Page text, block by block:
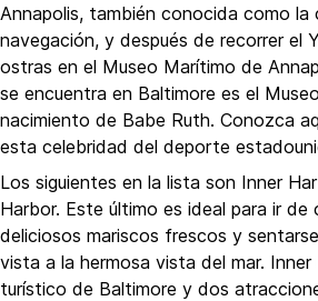
Annapolis, también conocida como la
navegación, y después de recorrer el
ostras en el Museo Marítimo de
se encuentra en Baltimore es el
nacimiento de Babe Ruth. Conozca
esta celebridad del deporte
Los siguientes en la lista son Inner
Harbor. Este último es ideal para ir de
deliciosos mariscos frescos y
vista a la hermosa vista del mar.
turístico de Baltimore y dos